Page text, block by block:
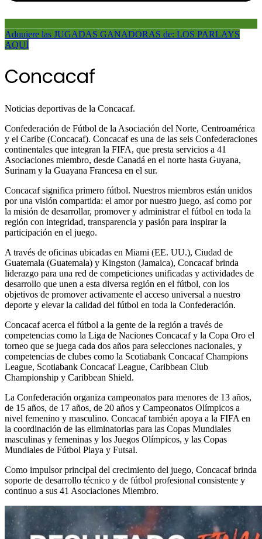
Adquiere las JUGADAS GANADORAS de: LOS PARLAYS
AQUÍ
Concacaf
Noticias deportivas de la Concacaf.
Confederación de Fútbol de la Asociación del Norte, Centroamérica
y el Caribe (Concacaf). Concacaf es una de las seis Confederaciones
continentales que integran la FIFA, que presta servicios a 41
Asociaciones miembro, desde Canadá en el norte hasta Guyana,
Surinam y la Guayana Francesa en el sur.
Concacaf significa primero fútbol. Nuestros miembros están unidos
por una visión compartida: el amor por nuestro juego, así como por
la misión de desarrollar, promover y administrar el fútbol en toda la
región con integridad, transparencia y pasión para inspirar la
participación en el juego.
A través de oficinas ubicadas en Miami (EE. UU.), Ciudad de
Guatemala (Guatemala) y Kingston (Jamaica), Concacaf brinda
liderazgo para una red de competiciones unificadas y actividades de
desarrollo que unen a esta diversa región en el fútbol, con los
objetivos de promover activamente el acceso universal a nuestro
deporte y elevar la calidad del fútbol en toda la Confederación.
Concacaf acerca el fútbol a la gente de la región a través de
competencias como la Liga de Naciones Concacaf y la Copa Oro el
torneo que se juega cada dos años para selecciones nacionales, y
competencias de clubes como la Scotiabank Concacaf Champions
League, Scotiabank Concacaf League, Caribbean Club
Championship y Caribbean Shield.
La Confederación organiza campeonatos para menores de 13 años,
de 15 años, de 17 años, de 20 años y Campeonatos Olímpicos a
nivel femenino y masculino. Concacaf también apoya a la FIFA en
la coordinación de las eliminatorias para las Copas Mundiales
masculinas y femeninas y los Juegos Olímpicos, y las Copas
Mundiales de Fútbol Playa y Futsal.
Como impulsor principal del crecimiento del juego, Concacaf brinda
soporte de desarrollo técnico y de fútbol profesional consistente y
continuo a sus 41 Asociaciones Miembro.